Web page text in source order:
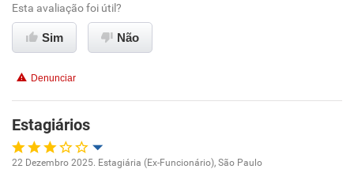
Ambiente de trabalho
Conciliação com a vida familiar
Recomenda esta empresa
Recomenda a diretoria
Esta avaliação foi útil?
Sim Não
Denunciar
Estagiários
22 Dezembro 2025. Estagiária (Ex-Funcionário), São Paulo